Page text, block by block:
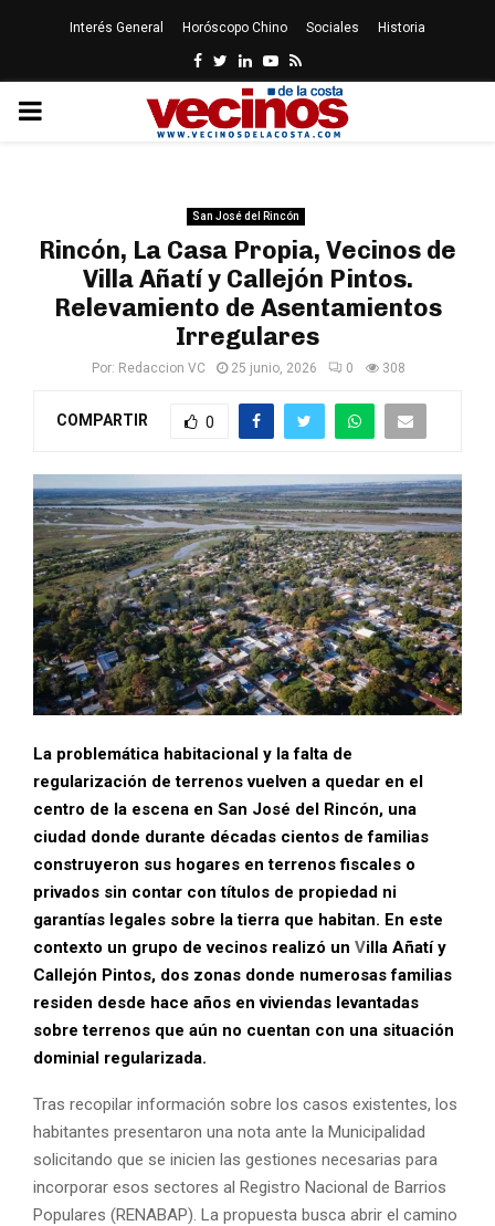
Interés General Horóscopo Chino Sociales Historia
Facebook
Twitter
LinkedinYoutube
Rss
PRIMARY
San José del Rincón
Rincón, La Casa Propia, Vecinos de
Villa Añatí y Callejón Pintos.
Relevamiento de Asentamientos
Irregulares
Por: Redaccion VC 25 junio, 2026 0 308
COMPARTIR 0
La problemática habitacional y la falta de
regularización de terrenos vuelven a quedar en el
centro de la escena en San José del Rincón, una
ciudad donde durante décadas cientos de familias
construyeron sus hogares en terrenos fiscales o
privados sin contar con títulos de propiedad ni
garantías legales sobre la tierra que habitan. En este
contexto un grupo de vecinos realizó un Villa Añatí y
Callejón Pintos, dos zonas donde numerosas familias
residen desde hace años en viviendas levantadas
sobre terrenos que aún no cuentan con una situación
dominial regularizada.
Tras recopilar información sobre los casos existentes, los
habitantes presentaron una nota ante la Municipalidad
solicitando que se inicien las gestiones necesarias para
incorporar esos sectores al Registro Nacional de Barrios
Populares (RENABAP). La propuesta busca abrir el camino